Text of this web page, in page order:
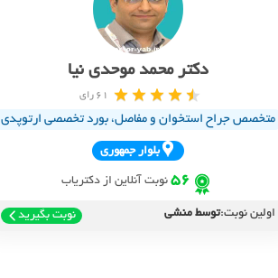
دکتر محمد موحدی نیا
61 رای
متخصص جراح استخوان و مفاصل، بورد تخصصی ارتوپدی
بلوار‌ جمهوري
56 نوبت آنلاین از دکتریاب
اولین نوبت:توسط منشی نوبت بگیرید